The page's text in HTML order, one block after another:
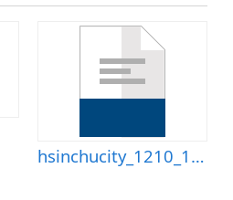
hsinchucity_1210_1-5補充教材.doc